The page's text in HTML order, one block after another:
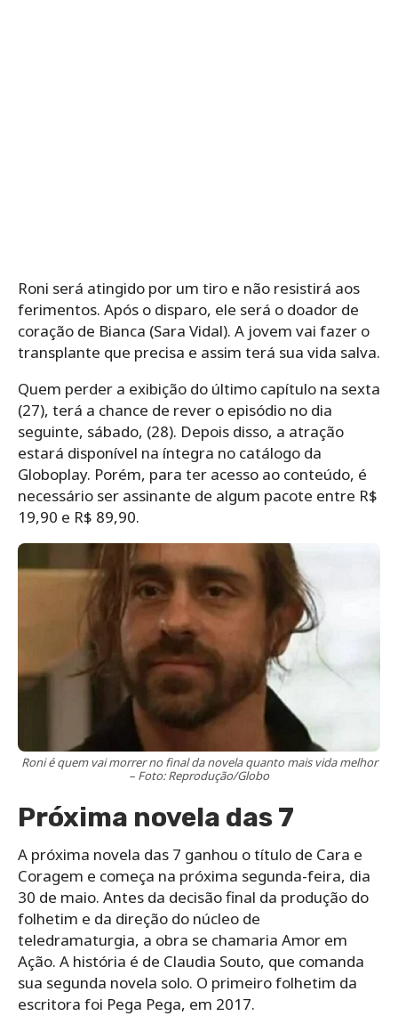
Roni será atingido por um tiro e não resistirá aos
ferimentos. Após o disparo, ele será o doador de
coração de Bianca (Sara Vidal). A jovem vai fazer o
transplante que precisa e assim terá sua vida salva.
Quem perder a exibição do último capítulo na sexta
(27), terá a chance de rever o episódio no dia
seguinte, sábado, (28). Depois disso, a atração
estará disponível na íntegra no catálogo da
Globoplay. Porém, para ter acesso ao conteúdo, é
necessário ser assinante de algum pacote entre R$
19,90 e R$ 89,90.
Roni é quem vai morrer no final da novela quanto mais vida melhor
– Foto: Reprodução/Globo
Próxima novela das 7
A próxima novela das 7 ganhou o título de Cara e
Coragem e começa na próxima segunda-feira, dia
30 de maio. Antes da decisão final da produção do
folhetim e da direção do núcleo de
teledramaturgia, a obra se chamaria Amor em
Ação. A história é de Claudia Souto, que comanda
sua segunda novela solo. O primeiro folhetim da
escritora foi Pega Pega, em 2017.